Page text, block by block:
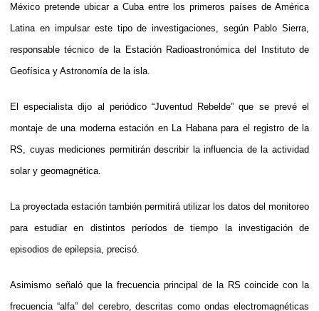
México pretende ubicar a Cuba entre los primeros países de América
Latina en impulsar este tipo de investigaciones, según Pablo Sierra,
responsable técnico de la Estación Radioastronómica del Instituto de
Geofísica y Astronomía de la isla.
El especialista dijo al periódico “Juventud Rebelde” que se prevé el
montaje de una moderna estación en La Habana para el registro de la
RS, cuyas mediciones permitirán describir la influencia de la actividad
solar y geomagnética.
La proyectada estación también permitirá utilizar los datos del monitoreo
para estudiar en distintos períodos de tiempo la investigación de
episodios de epilepsia, precisó.
Asimismo señaló que la frecuencia principal de la RS coincide con la
frecuencia “alfa” del cerebro, descritas como ondas electromagnéticas